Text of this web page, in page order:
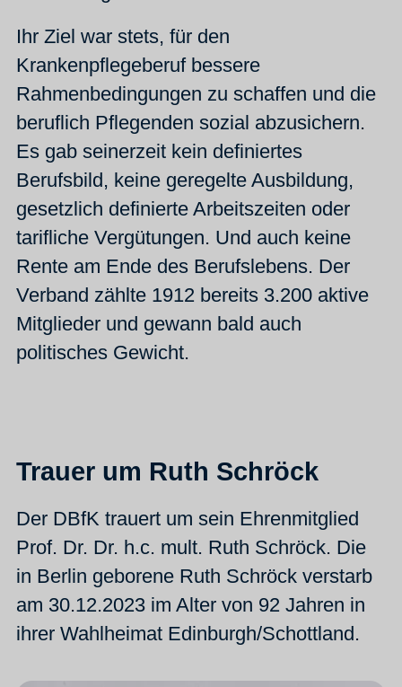
Ihr Ziel war stets, für den
Krankenpflegeberuf bessere
Rahmenbedingungen zu schaffen und die
beruflich Pflegenden sozial abzusichern.
Es gab seinerzeit kein definiertes
Berufsbild, keine geregelte Ausbildung,
gesetzlich definierte Arbeitszeiten oder
tarifliche Vergütungen. Und auch keine
Rente am Ende des Berufslebens. Der
Verband zählte 1912 bereits 3.200 aktive
Mitglieder und gewann bald auch
politisches Gewicht.
Trauer um Ruth Schröck
Der DBfK trauert um sein Ehrenmitglied
Prof. Dr. Dr. h.c. mult. Ruth Schröck. Die
in Berlin geborene Ruth Schröck verstarb
am 30.12.2023 im Alter von 92 Jahren in
ihrer Wahlheimat Edinburgh/Schottland.